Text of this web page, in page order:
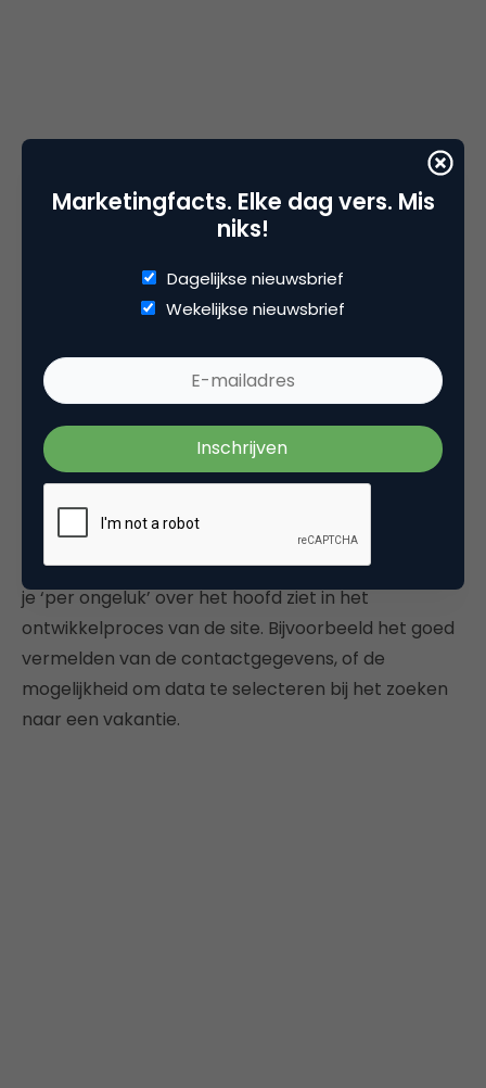
Robert-Jan van Diepen – DiepbiZniZ
praktijk van het
verleiden naar conversie
. Als eerste
Robert-Jan van Diepen, die ons mee nam in een
eyetracking test van een reisaanbieder. Tijdens de
presentatie kwamen meerdere tips naar voren. Je
merkt dat het in de kleine elementen zit, dingen die
je ‘per ongeluk’ over het hoofd ziet in het
ontwikkelproces van de site. Bijvoorbeeld het goed
vermelden van de contactgegevens, of de
mogelijkheid om data te selecteren bij het zoeken
naar een vakantie.
Marketingfacts. Elke dag vers. Mis
niks!
Dagelijkse nieuwsbrief
Wekelijkse nieuwsbrief